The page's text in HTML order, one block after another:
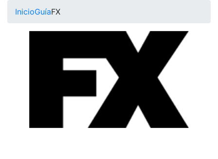
InicioGuíaFX